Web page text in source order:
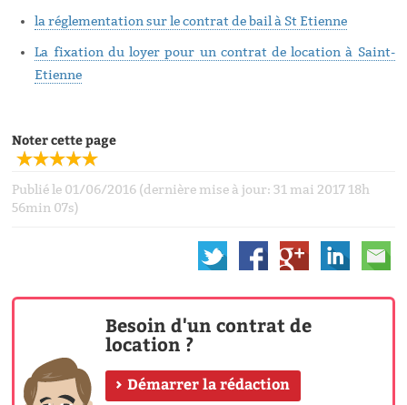
la réglementation sur le contrat de bail à St Etienne
La fixation du loyer pour un contrat de location à Saint-
Etienne
Noter cette page
Publié le 01/06/2016 (dernière mise à jour: 31 mai 2017 18h
56min 07s)
Besoin d'un contrat de
location ?
Démarrer la rédaction